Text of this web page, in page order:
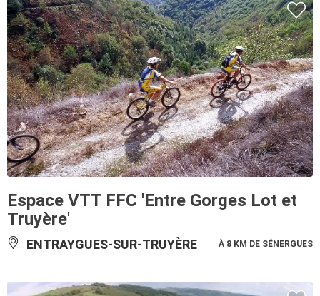
Espace VTT FFC 'Entre Gorges Lot et
Truyère'
ENTRAYGUES-SUR-TRUYÈRE À 8 KM DE SÉNERGUES